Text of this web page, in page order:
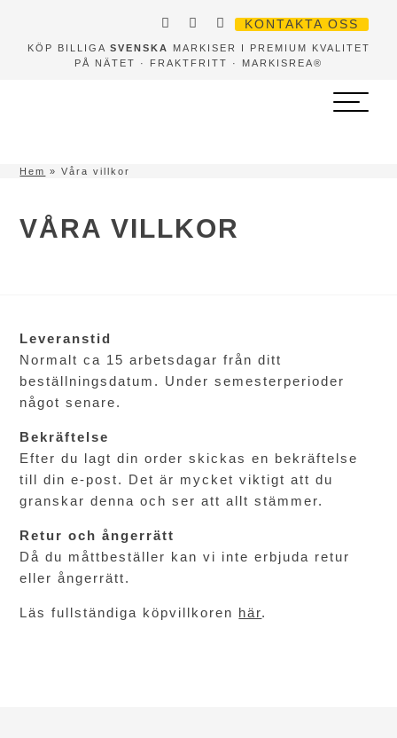
KÖP BILLIGA SVENSKA
MARKISER I PREMIUM KVALITET
PÅ NÄTET · FRAKTFRITT · MARKISREA®
KONTAKTA OSS
Hem »Våra villkor
VÅRA VILLKOR
Leveranstid
Normalt ca 15 arbetsdagar från ditt
beställningsdatum. Under semesterperioder
något senare.
Bekräftelse
Efter du lagt din order skickas en bekräftelse
till din e-post. Det är mycket viktigt att du
granskar denna och ser att allt stämmer.
Retur och ångerrätt
Då du måttbeställer kan vi inte erbjuda retur
eller ångerrätt.
Läs fullständiga köpvillkoren här.